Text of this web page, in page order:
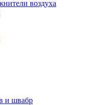
воздуха
и швабр